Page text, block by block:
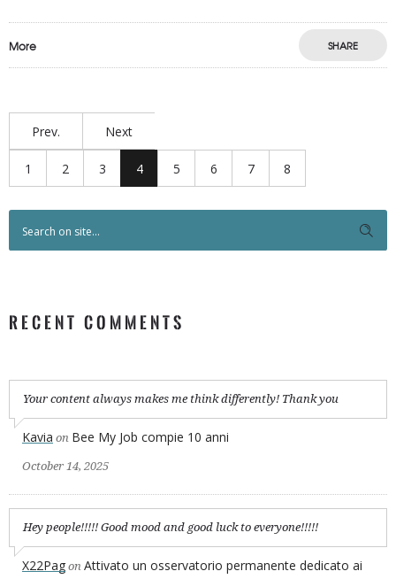
More SHARE
Prev. Next
1 2 3 4 5 6 7 8
RECENT COMMENTS
Your content always makes me think differently! Thank you
Kavia on Bee My Job compie 10 anni
October 14, 2025
Hey people!!!!! Good mood and good luck to everyone!!!!!
X22Pag on Attivato un osservatorio permanente dedicato ai